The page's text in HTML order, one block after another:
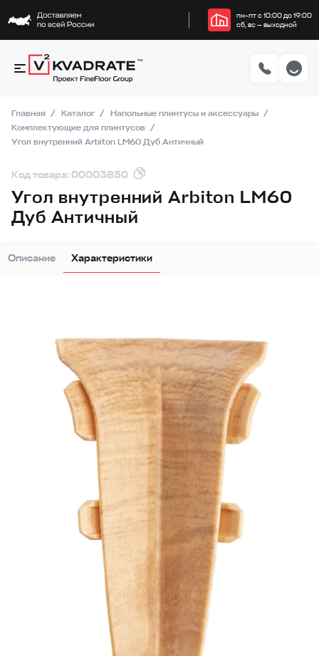
пн–пт с 10:00 до 19:00
сб, вс — выходной
Главная Каталог
Напольные плинтусы и аксессуары
Комплектующие для плинтусов
Угол внутренний Arbiton LM60 Дуб Античный
Код товара: 00003850
Угол внутренний Arbiton LM60
Дуб Античный
Описание Характеристики